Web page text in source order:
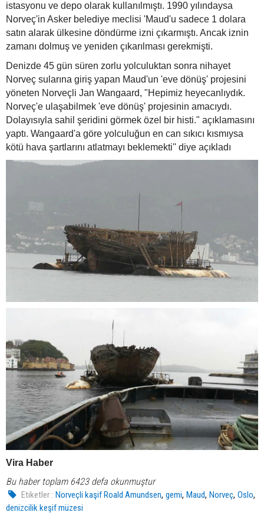
istasyonu ve depo olarak kullanılmıştı. 1990 yılındaysa
Norveç'in Asker belediye meclisi 'Maud'u sadece 1 dolara
satın alarak ülkesine döndürme izni çıkarmıştı. Ancak iznin
zamanı dolmuş ve yeniden çıkarılması gerekmişti.
Denizde 45 gün süren zorlu yolculuktan sonra nihayet
Norveç sularına giriş yapan Maud'un 'eve dönüş' projesini
yöneten Norveçli Jan Wangaard, "Hepimiz heyecanlıydık.
Norveç'e ulaşabilmek 'eve dönüş' projesinin amacıydı.
Dolayısıyla sahil şeridini görmek özel bir histi." açıklamasını
yaptı. Wangaard'a göre yolculuğun en can sıkıcı kısmıysa
kötü hava şartlarını atlatmayı beklemekti'' diye açıkladı
Vira Haber
Bu haber toplam 6423 defa okunmuştur
Etiketler : Norveçli kaşif Roald Amundsen,gemi,Maud,Norveç,Oslo,
denizcilik keşif müzesi